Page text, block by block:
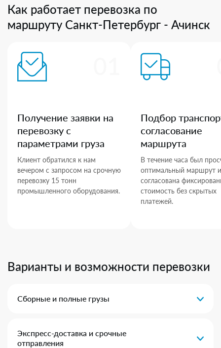
Как работает перевозка по
маршруту Санкт-Петербург - Ачинск
Получение заявки на
перевозку с
параметрами груза
Клиент обратился к нам
вечером с запросом на срочную
перевозку 15 тонн
промышленного оборудования.
Подбор
согласование
маршрута
В течение часа был
оптимальный маршрут и
согласована
стоимость без скрытых
платежей.
Варианты и возможности перевозки
Сборные и полные грузы
Экспресс-доставка и срочные
отправления